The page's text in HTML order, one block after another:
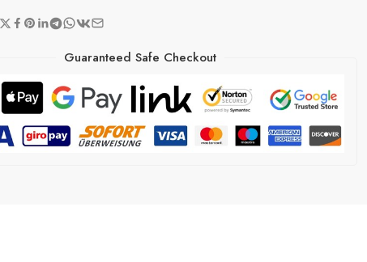
Guaranteed Safe Checkout